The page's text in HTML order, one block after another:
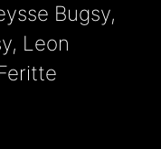
Bugsy,
Leon